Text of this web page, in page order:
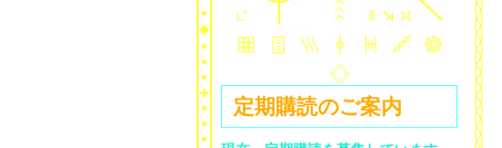
定期購読のご案内